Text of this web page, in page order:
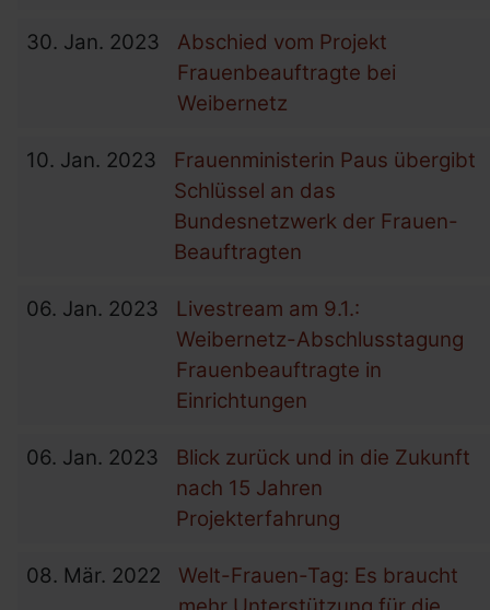
30. Jan. 2023
Abschied vom Projekt
Frauenbeauftragte bei
Weibernetz
10. Jan. 2023
Frauenministerin Paus übergibt
Schlüssel an das
Bundesnetzwerk der Frauen-
Beauftragten
06. Jan. 2023
Livestream am 9.1.:
Weibernetz-Abschlusstagung
Frauenbeauftragte in
Einrichtungen
06. Jan. 2023
Blick zurück und in die Zukunft
nach 15 Jahren
Projekterfahrung
08. Mär. 2022
Welt-Frauen-Tag: Es braucht